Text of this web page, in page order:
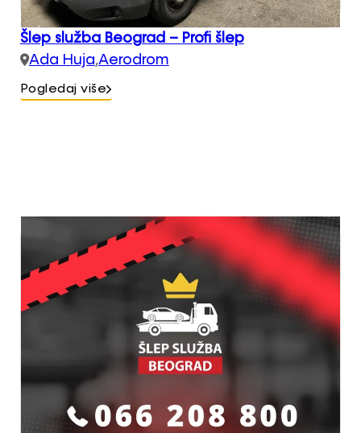
Šlep služba Beograd – Profi šlep
Ada Huja,Aerodrom
Pogledaj više